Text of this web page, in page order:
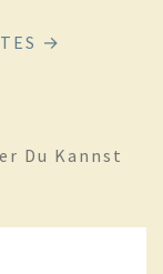
→
Du Kannst